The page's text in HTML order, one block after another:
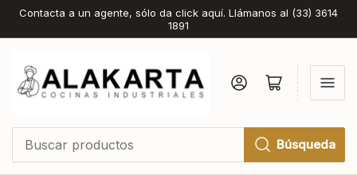
Contacta a un agente, sólo da click aquí. Llámanos al (33) 3614
1891
Búsqueda
Iniciar sesiónAbrir cesta pequeña